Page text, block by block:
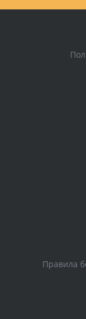
Правила